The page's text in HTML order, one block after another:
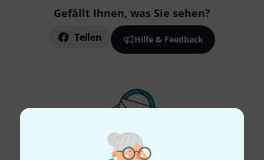
Gefällt Ihnen, was Sie sehen?
Teilen Hilfe & Feedback
Thomann Newsletter